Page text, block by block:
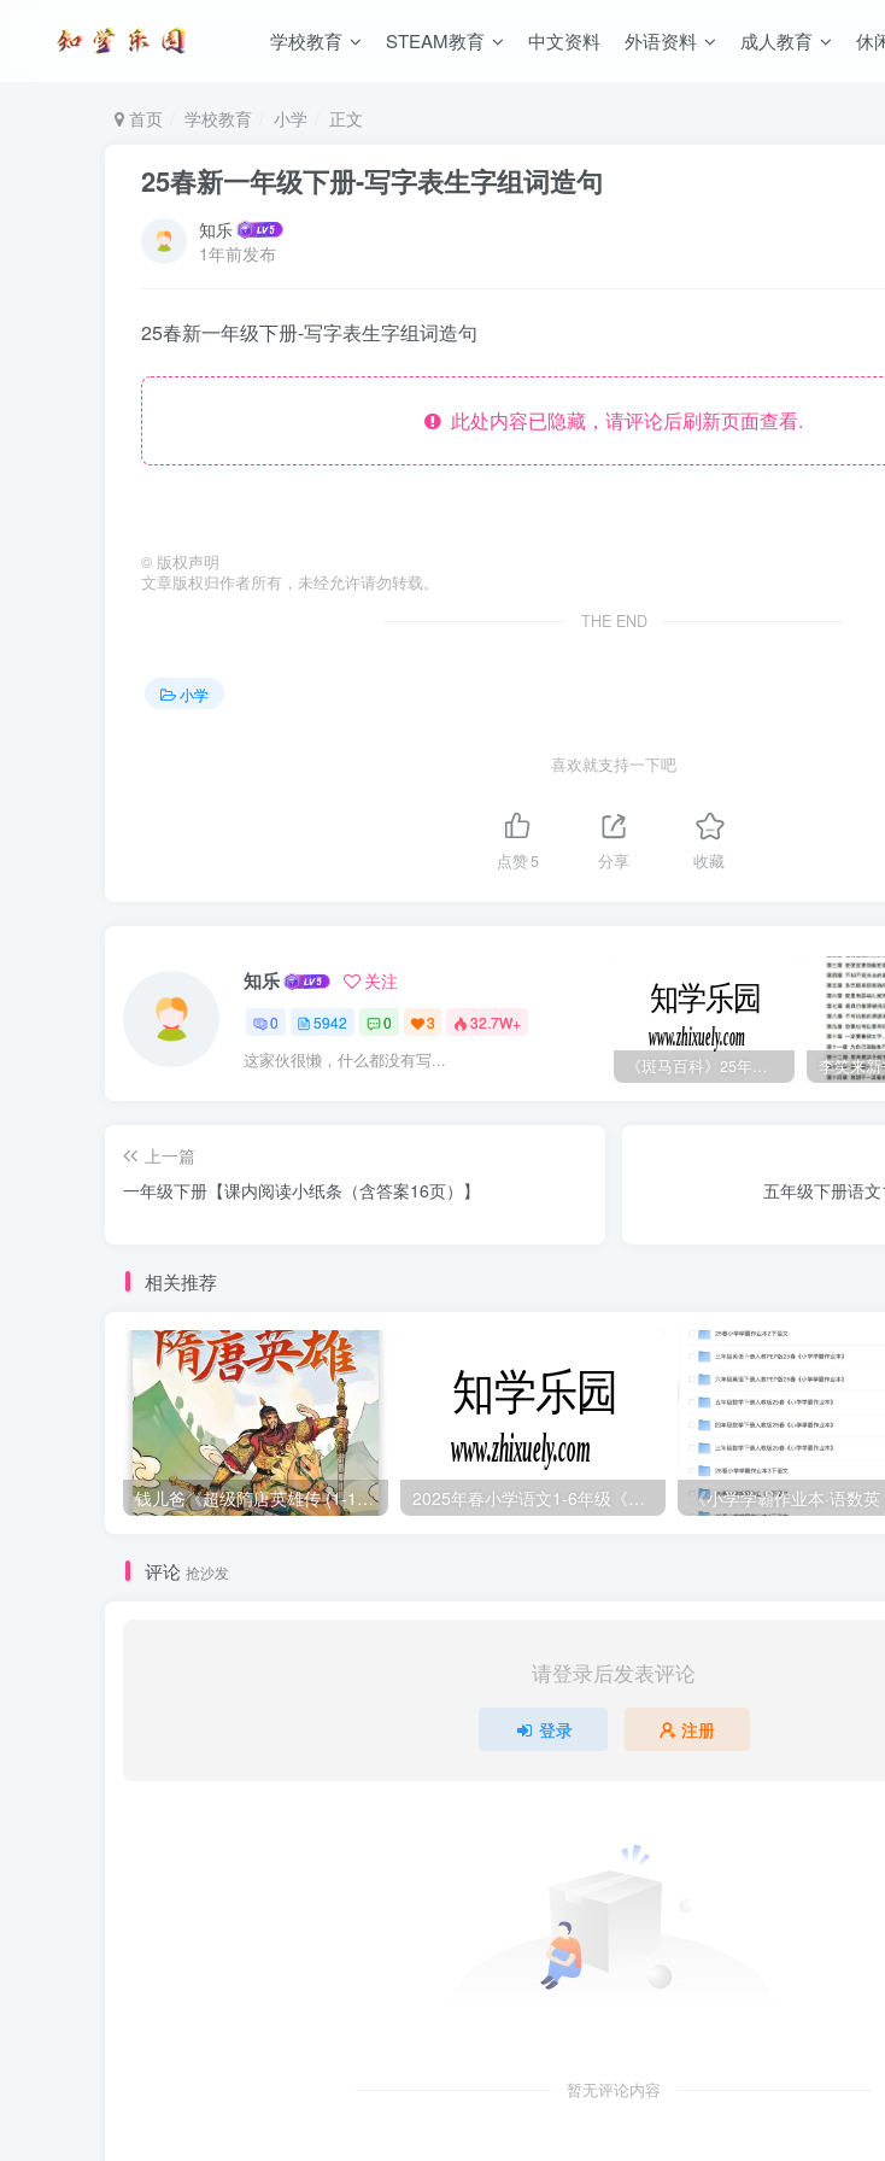
学校教育 STEAM教育 中文资料 外语资料 成人教育 休
首页 学校教育 小学 正文
25春新一年级下册-写字表生字组词造句
知乐
1年前发布
25春新一年级下册-写字表生字组词造句
此处内容已隐藏，请评论后刷新页面查看.
© 版权声明
文章版权归作者所有，未经允许请勿转载。
THE END
小学
喜欢就支持一下吧
点赞5 分享 收藏
知乐 关注
0 5942 0 3 32.7W+
这家伙很懒，什么都没有写...
上一篇
一年级下册【课内阅读小纸条（含答案16页）】
五年级下册语
相关推荐
钱儿爸《超级隋唐英雄传 (1-10季) +超级隋唐英雄后传 (1-4季）
评论 抢沙发
请登录后发表评论
登录 注册
暂无评论内容